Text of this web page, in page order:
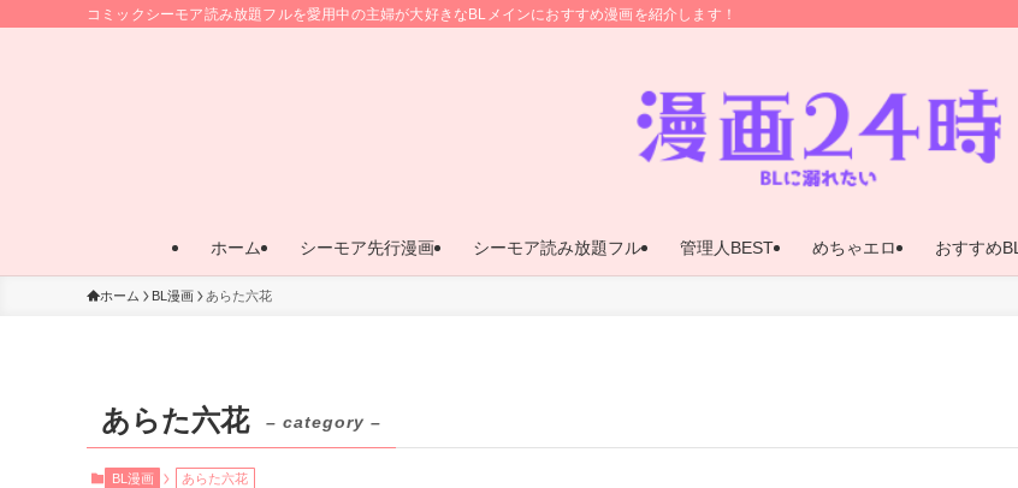
コミックシーモア読み放題フルを愛用中の主婦が大好きなBLメインにおすすめ漫画を紹介します！
ホーム シーモア先行漫画 シーモア読み放題フル 管理人BEST めちゃエロ おすすめBL
ホーム BL漫画 あらた六花
あらた六花 – category –
BL漫画 あらた六花